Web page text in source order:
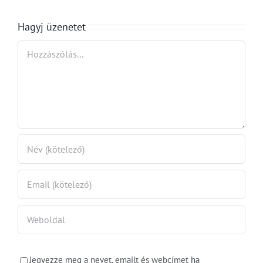
tárt fel
Hagyj üzenetet
Jegyezze meg a nevet, emailt és webcímet ha